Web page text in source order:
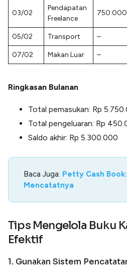
03/02
Pendapatan
Freelance
750.000
05/02 Transport –
07/02 Makan Luar –
Ringkasan Bulanan
Total pemasukan: Rp
Total pengeluaran: Rp
Saldo akhir: Rp 5.300.000
Baca Juga: Petty Cash
Mencatatnya
Tips Mengelola Buku
Efektif
1. Gunakan Sistem